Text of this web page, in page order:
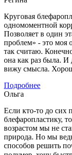
Круговая
одномоментной
Позволяет в один
проблем» - это моя
так считаю.
она как раз была. И
вижу смысла.
Подробнее
Ольга
Если кто-то до сих
блефаропластику,
возрастом мы не
природа. Но мы
способов решить